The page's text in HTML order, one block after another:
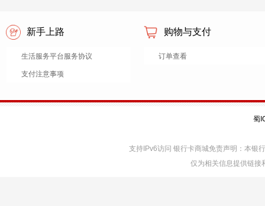
新手上路
生活服务平台服务协议
支付注意事项
购物与支付
订单查看
蜀
支持IPv6访问 银行卡商城免责声明：本银
仅为相关信息提供链接